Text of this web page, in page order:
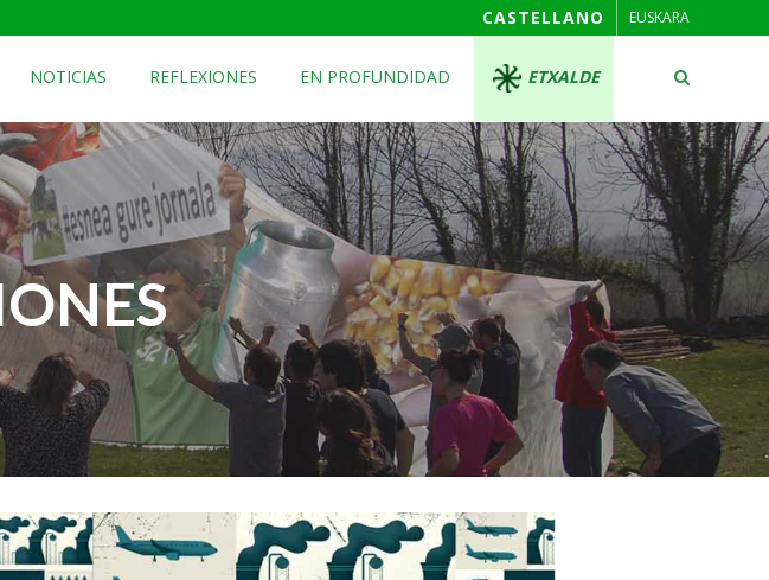
CASTELLANO EUSKARA
NOTICIAS REFLEXIONES EN PROFUNDIDAD ETXALDE